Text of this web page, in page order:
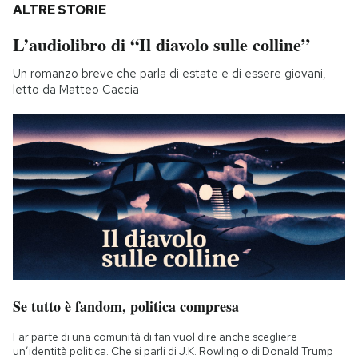
ALTRE STORIE
L’audiolibro di “Il diavolo sulle colline”
Un romanzo breve che parla di estate e di essere giovani,
letto da Matteo Caccia
Se tutto è fandom, politica compresa
Far parte di una comunità di fan vuol dire anche scegliere
un’identità politica. Che si parli di J.K. Rowling o di Donald Trump